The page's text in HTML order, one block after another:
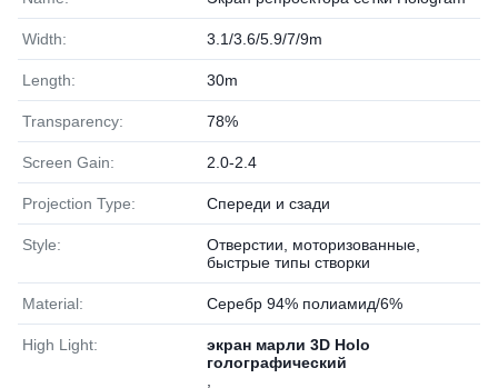
Width: 3.1/3.6/5.9/7/9m
Length: 30m
Transparency: 78%
Screen Gain: 2.0-2.4
Projection Type: Спереди и сзади
Style:
Отверстии, моторизованные,
быстрые типы створки
Material: Серебр 94% полиамид/6%
High Light:
экран марли 3D Holo
голографический